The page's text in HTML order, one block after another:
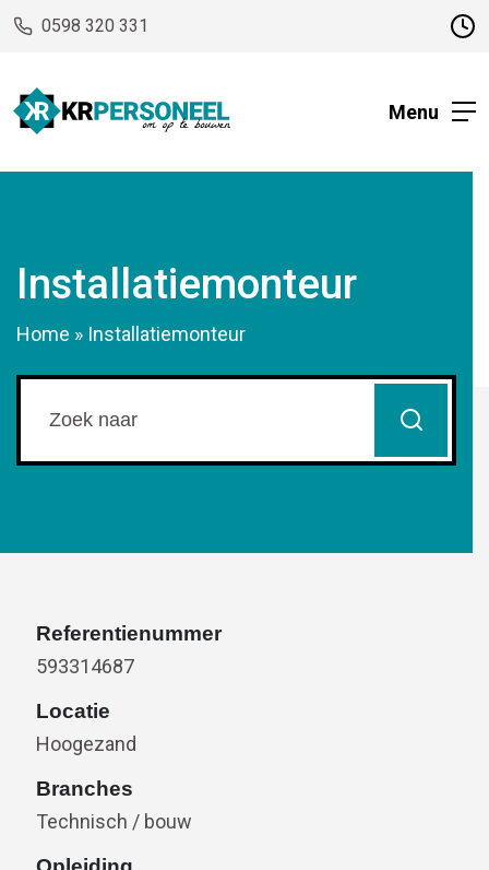
0598 320 331
Menu
Installatiemonteur
Home » Installatiemonteur
Referentienummer
593314687
Locatie
Hoogezand
Branches
Technisch / bouw